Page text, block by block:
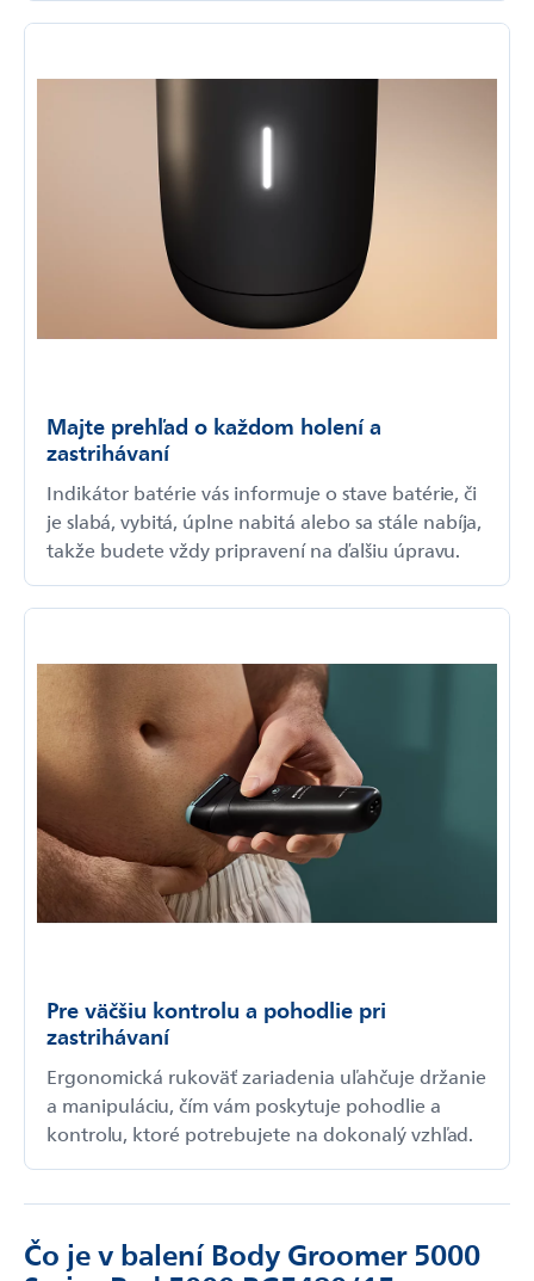
Majte prehľad o každom holení a
zastrihávaní
Indikátor batérie vás informuje o stave batérie, či
je slabá, vybitá, úplne nabitá alebo sa stále nabíja,
takže budete vždy pripravení na ďalšiu úpravu.
Pre väčšiu kontrolu a pohodlie pri
zastrihávaní
Ergonomická rukoväť zariadenia uľahčuje držanie
a manipuláciu, čím vám poskytuje pohodlie a
kontrolu, ktoré potrebujete na dokonalý vzhľad.
Čo je v balení Body Groomer 5000